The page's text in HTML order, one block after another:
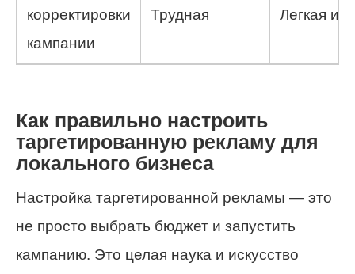
корректировки
кампании
Трудная Легкая и
Как правильно настроить
таргетированную рекламу для
локального бизнеса
Настройка таргетированной рекламы — это
не просто выбрать бюджет и запустить
кампанию. Это целая наука и искусство